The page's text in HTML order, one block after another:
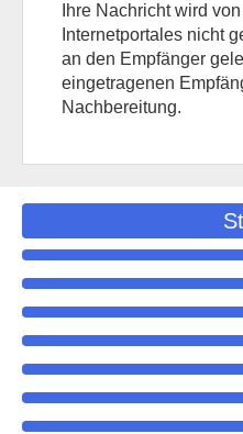
Ihre Nachricht wird
Internetportales nicht
an den Empfänger
eingetragenen
Nachbereitung.